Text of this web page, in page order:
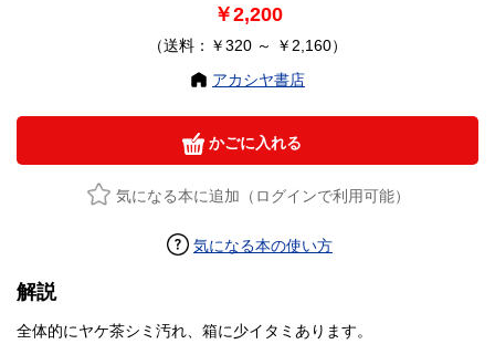
￥2,200
（送料：￥320 ～ ￥2,160）
アカシヤ書店
かごに入れる
気になる本に追加（ログインで利用可能）
気になる本の使い方
解説
全体的にヤケ茶シミ汚れ、箱に少イタミあります。